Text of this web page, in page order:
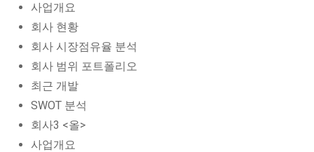
사업개요
회사 현황
회사 시장점유율 분석
회사 범위 포트폴리오
최근 개발
SWOT 분석
회사3 <올>
사업개요